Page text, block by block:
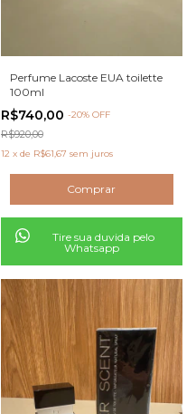
Perfume Lacoste EUA toilette
100ml
R$740,00 -20% OFF
R$920,00
12 x de R$61,67 sem juros
Tire sua duvida pelo
Whatsapp